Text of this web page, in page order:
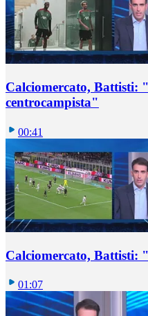
Calciomercato, Battisti:
centrocampista"
00:41
Calciomercato, Battisti:
01:07